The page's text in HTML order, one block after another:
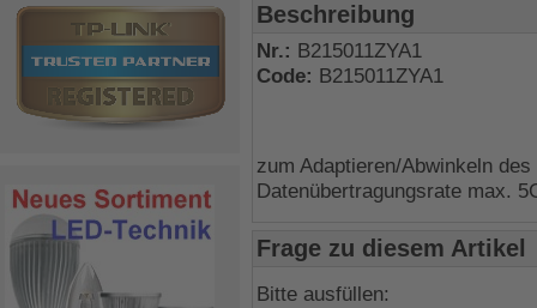
Beschreibung
Nr.: B215011ZYA1
Code: B215011ZYA1
zum Adaptieren/Abwinkeln
Datenübertragungsrate max.
Frage zu diesem Artikel
Bitte ausfüllen: